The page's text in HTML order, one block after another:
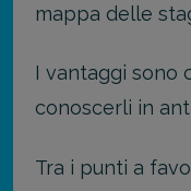
mappa delle
I vantaggi sono
conoscerli in
Tra i punti a